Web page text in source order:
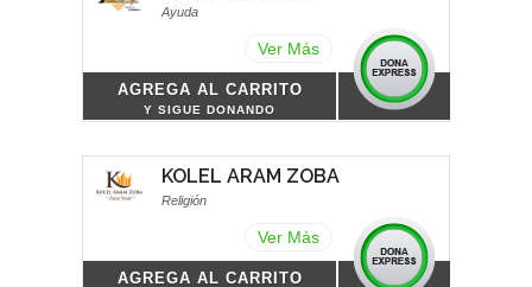
Ayuda
Ver Más
AGREGA AL CARRITO
Y SIGUE DONANDO
KOLEL ARAM ZOBA
Religión
Ver Más
AGREGA AL CARRITO